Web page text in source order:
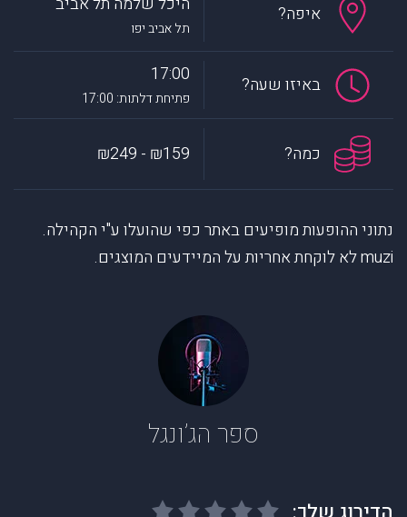
איפה?
תל אביב יפו
באיזו שעה? 17:00
פתיחת דלתות: 17:00
כמה? ₪159 - ₪249
נתוני ההופעות מופיעים באתר כפי שהועלו ע"י הקהילה.
muzi לא לוקחת אחריות על המיידעים המוצגים.
ספר הג’ונגל